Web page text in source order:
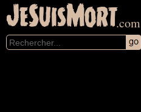
JeSuisMort.com